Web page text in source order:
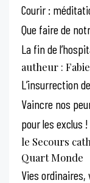
Courir :
Que faire de
La fin de
autheur :
L’insurrection
Vaincre nos
pour les exclus !
le Secours
Quart Monde
Vies